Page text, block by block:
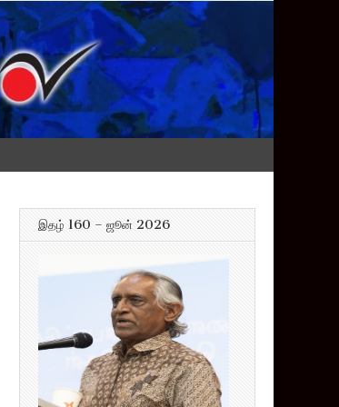
இதழ் 160 – ஜூன் 2026